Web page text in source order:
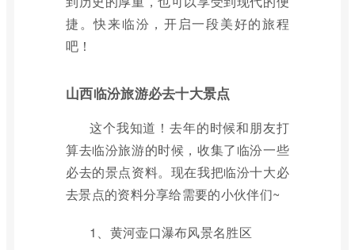
捷。快来临汾，开启一段美好的旅程
吧！
山西临汾旅游必去十大景点
这个我知道！去年的时候和朋友打
算去临汾旅游的时候，收集了临汾一些
必去的景点资料。现在我把临汾十大必
去景点的资料分享给需要的小伙伴们~
1、黄河壶口瀑布风景名胜区